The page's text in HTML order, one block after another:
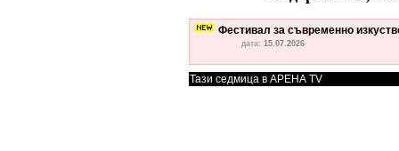
Фестивал за съвременно
дата: 15.07.2026
Тази седмица в АРЕНА TV